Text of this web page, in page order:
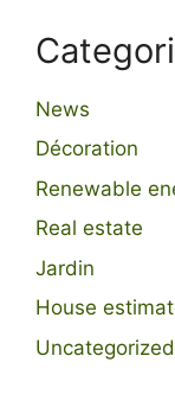
News
Décoration
Renewable
Real estate
Jardin
House
Uncategorized